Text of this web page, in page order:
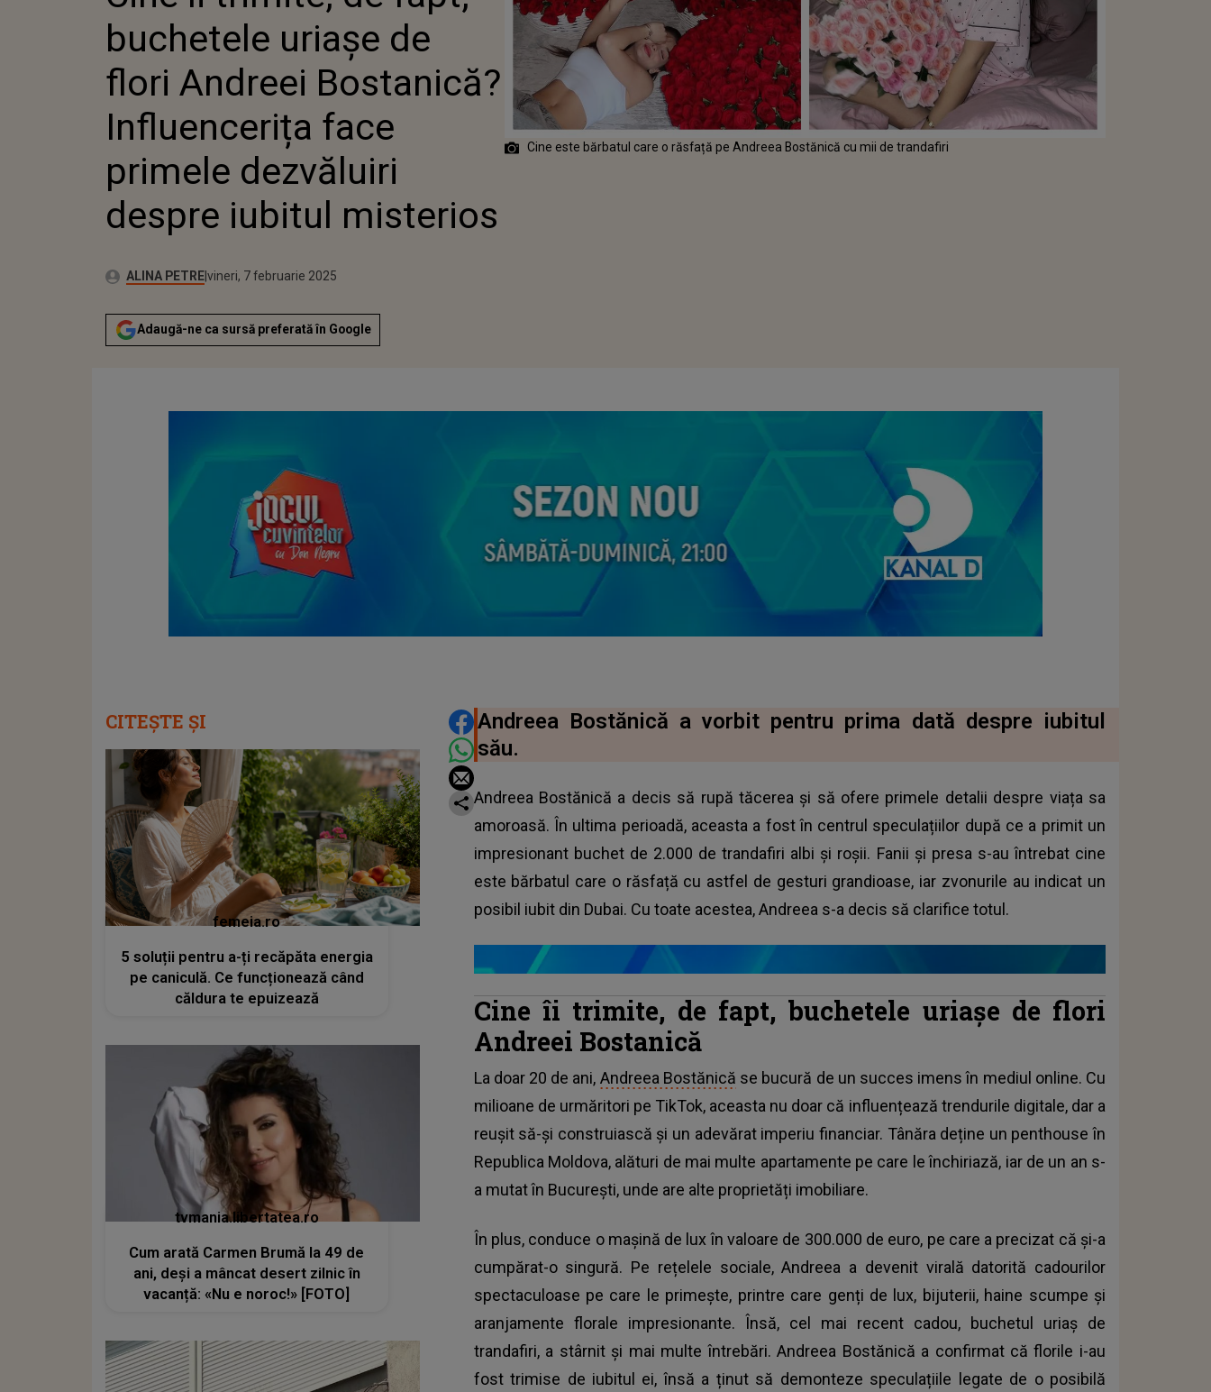
ANDREEI BOSTANICĂ?
INFLUENCERIȚA FACE
PRIMELE DEZVĂLUIRI
DESPRE IUBITUL
MISTERIOS
buchetele uriașe de
flori Andreei Bostanică?
Influencerița face
primele dezvăluiri
despre iubitul misterios
Autor:ALINA PETREPublicat:
vineri, 7 februarie 2025
Adaugă-ne ca sursă preferată în Google
Cine este bărbatul care o răsfață pe Andreea Bostănică cu mii de trandafiri
DISTRIBUIE ARTICOLUL
Andreea Bostănică a vorbit pentru prima dată despre iubitul
său.
Andreea Bostănică a decis să rupă tăcerea și să ofere primele detalii despre viața sa
amoroasă. În ultima perioadă, aceasta a fost în centrul speculațiilor după ce a primit un
impresionant buchet de 2.000 de trandafiri albi și roșii. Fanii și presa s-au întrebat cine
este bărbatul care o răsfață cu astfel de gesturi grandioase, iar zvonurile au indicat un
posibil iubit din Dubai. Cu toate acestea, Andreea s-a decis să clarifice totul.
Cine îi trimite, de fapt, buchetele uriașe de flori
Andreei Bostanică
La doar 20 de ani, Andreea Bostănică se bucură de un succes imens în mediul online. Cu
milioane de urmăritori pe TikTok, aceasta nu doar că influențează trendurile digitale, dar a
reușit să-și construiască și un adevărat imperiu financiar. Tânăra deține un penthouse în
Republica Moldova, alături de mai multe apartamente pe care le închiriază, iar de un an s-
a mutat în București, unde are alte proprietăți imobiliare.
În plus, conduce o mașină de lux în valoare de 300.000 de euro, pe care a precizat că și-a
cumpărat-o singură. Pe rețelele sociale, Andreea a devenit virală datorită cadourilor
spectaculoase pe care le primește, printre care genți de lux, bijuterii, haine scumpe și
aranjamente florale impresionante. Însă, cel mai recent cadou, buchetul uriaș de
trandafiri, a stârnit și mai multe întrebări. Andreea Bostănică a confirmat că florile i-au
fost trimise de iubitul ei, însă a ținut să demonteze speculațiile legate de o posibilă
CITEȘTE ȘI
femeia.ro
5 soluții pentru a-ți recăpăta energia
pe caniculă. Ce funcționează când
căldura te epuizează
tvmania.libertatea.ro
Cum arată Carmen Brumă la 49 de
ani, deși a mâncat desert zilnic în
vacanță: «Nu e noroc!» [FOTO]